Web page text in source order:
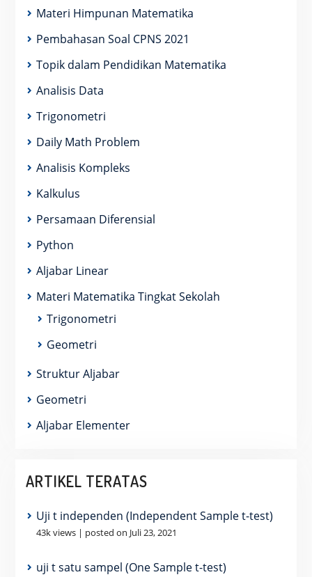
Materi Himpunan Matematika
Pembahasan Soal CPNS 2021
Topik dalam Pendidikan Matematika
Analisis Data
Trigonometri
Daily Math Problem
Analisis Kompleks
Kalkulus
Persamaan Diferensial
Python
Aljabar Linear
Materi Matematika Tingkat Sekolah
Trigonometri
Geometri
Struktur Aljabar
Geometri
Aljabar Elementer
ARTIKEL TERATAS
Uji t independen (Independent Sample t-test)
43k views| posted on Juli 23, 2021
uji t satu sampel (One Sample t-test)